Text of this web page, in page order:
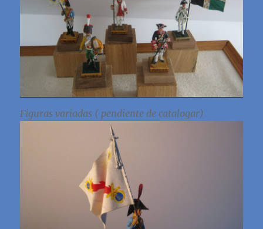
Figuras variadas ( pendiente de catalogar)